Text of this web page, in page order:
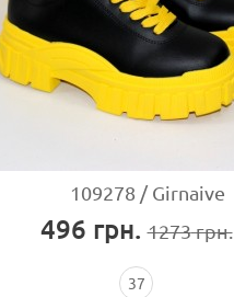
109278 Girnaive
496 грн. 1273грн.
37